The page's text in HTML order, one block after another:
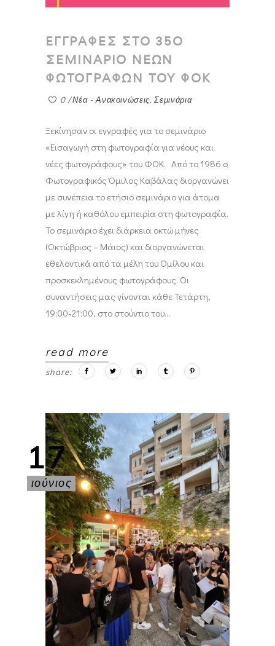
ΕΓΓΡΑΦΕΣ ΣΤΟ 35Ο
ΣΕΜΙΝΑΡΙΟ ΝΕΩΝ
ΦΩΤΟΓΡΑΦΩΝ ΤΟΥ ΦΟΚ
0 Νέα - Ανακοινώσεις ,Σεμινάρια
Ξεκίνησαν οι εγγραφές για το σεμινάριο
«Εισαγωγή στη φωτογραφία για νέους και
νέες φωτογράφους» του ΦΟΚ. Από το 1986 ο
Φωτογραφικός Όμιλος Καβάλας διοργανώνει
με συνέπεια το ετήσιο σεμινάριο για άτομα
με λίγη ή καθόλου εμπειρία στη φωτογραφία.
Το σεμινάριο έχει διάρκεια οκτώ μήνες
(Οκτώβριος – Μάιος) και διοργανώνεται
εθελοντικά από τα μέλη του Ομίλου και
προσκεκλημένους φωτογράφους. Οι
συναντήσεις μας γίνονται κάθε Τετάρτη,
19:00-21:00, στο στούντιο του
read more
share:
17
ιούνιος